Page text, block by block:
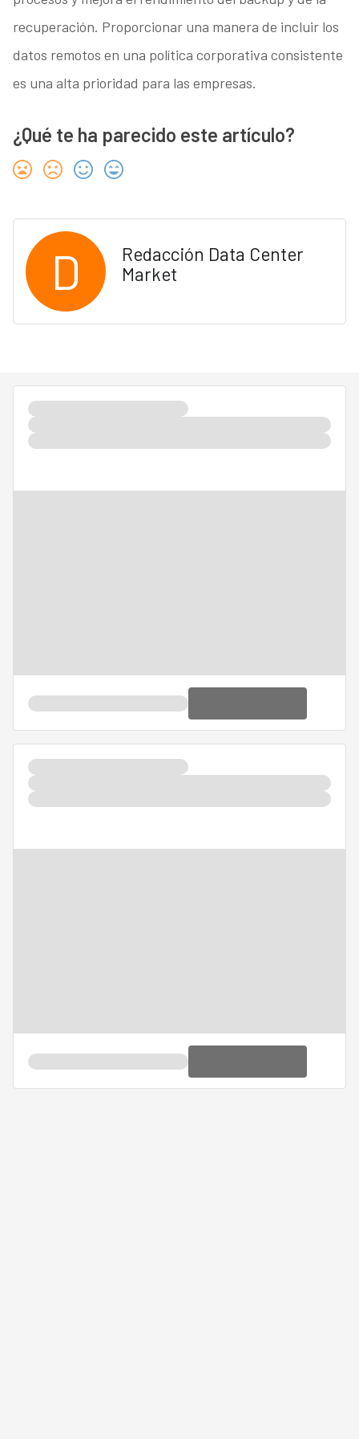
recuperación. Proporcionar una manera de incluir los
datos remotos en una política corporativa consistente
es una alta prioridad para las empresas.
¿Qué te ha parecido este artículo?
D
Redacción Data Center
Market